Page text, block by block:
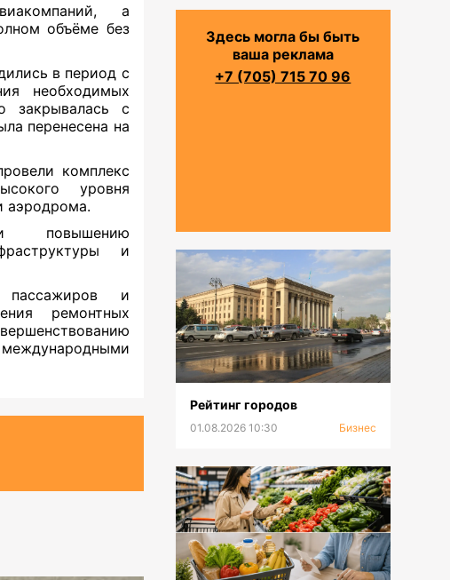
а
объёме без
в период с
необходимых
закрывалась с
перенесена на
комплекс
уровня
аэродрома.
повышению
и
пассажиров и
ремонтных
Здесь могла бы быть
ваша реклама
+7 (705) 715 70 96
Рейтинг городов
01.08.2026 10:30 Бизнес